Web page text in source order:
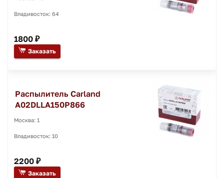
Владивосток: 64
1800 ₽
Заказать
Распылитель Carland
A02DLLA150P866
Москва: 1
Владивосток: 10
2200 ₽
Заказать